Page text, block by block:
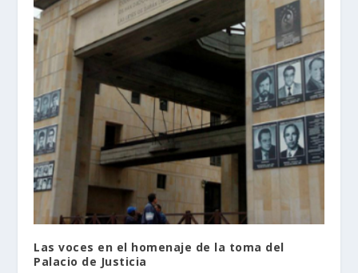
Las voces en el homenaje de la toma del
Palacio de Justicia